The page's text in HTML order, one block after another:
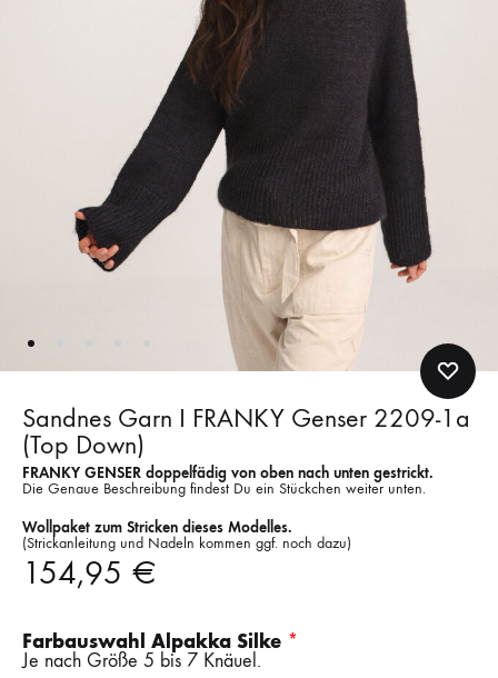
Sandnes Garn I FRANKY Genser 2209-1a
(Top Down)
FRANKY GENSER doppelfädig von oben nach unten gestrickt.
Die Genaue Beschreibung findest Du ein Stückchen weiter unten.
Wollpaket zum Stricken dieses Modelles.
(Strickanleitung und Nadeln kommen ggf. noch dazu)
154,95 €
Farbauswahl Alpakka Silke
Je nach Größe 5 bis 7 Knäuel.